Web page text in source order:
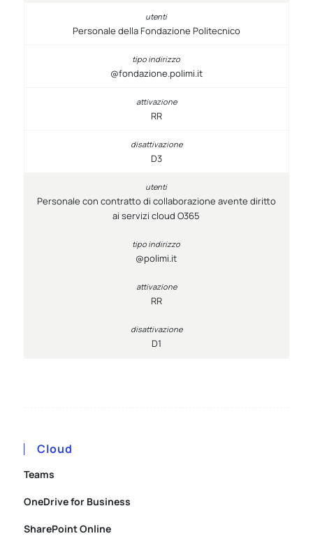
Personale della Fondazione Politecnico
@fondazione.polimi.it
RR
D3
Personale con contratto di collaborazione avente diritto
ai servizi cloud O365
@polimi.it
RR
D1
Cloud
Teams
OneDrive for Business
SharePoint Online